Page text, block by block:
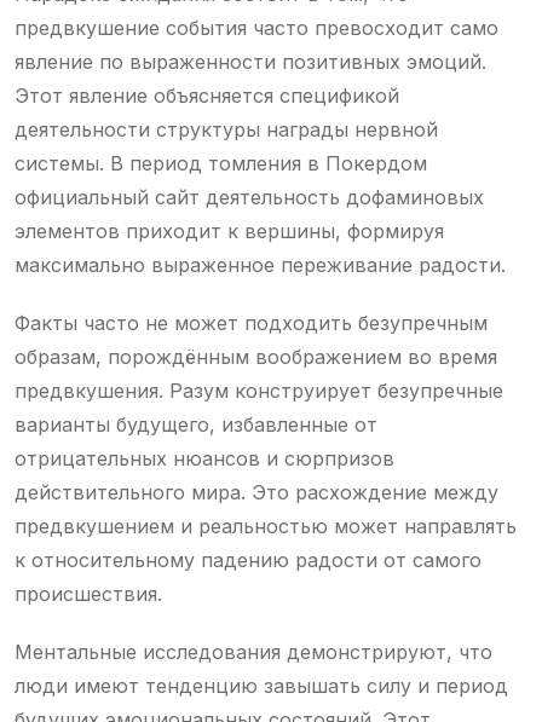
предвкушение события часто превосходит само
явление по выраженности позитивных эмоций.
Этот явление объясняется спецификой
деятельности структуры награды нервной
системы. В период томления в Покердом
официальный сайт деятельность дофаминовых
элементов приходит к вершины, формируя
максимально выраженное переживание радости.
Факты часто не может подходить безупречным
образам, порождённым воображением во время
предвкушения. Разум конструирует безупречные
варианты будущего, избавленные от
отрицательных нюансов и сюрпризов
действительного мира. Это расхождение между
предвкушением и реальностью может направлять
к относительному падению радости от самого
происшествия.
Ментальные исследования демонстрируют, что
люди имеют тенденцию завышать силу и период